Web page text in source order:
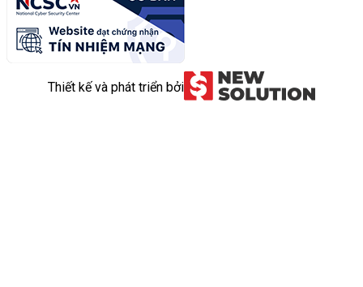
Thiết kế và phát triển bởi